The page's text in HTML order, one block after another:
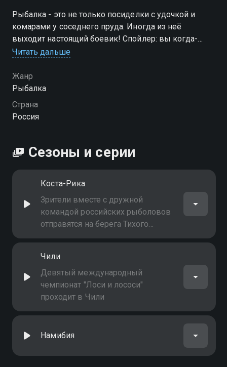
Рыбалка - это не только посиделки с удочкой и
комарами у соседнего пруда. Иногда из неё
выходит настоящий боевик! Спойлер: вы когда-
нибудь видели, как марлинов ловят руками в
Читать дальше
Жанр
Рыбалка
Страна
Россия
Сезоны и серии
Коста-Рика
Зрители вместе с дружной
командой российских рыболовов
отправятся на берега Тихого
океана в "Страну счастья", Коста-
драйв морской рыбалки
Чили
Девятый международный
чемпионат "Лоси и лососи"
проходит в Чили
Намибия